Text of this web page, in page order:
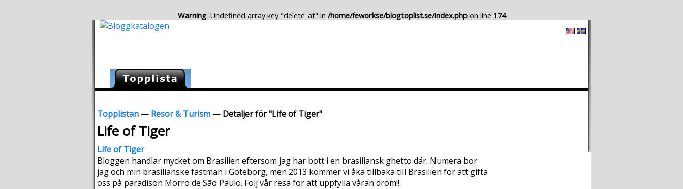
Warning: Undefined array key "delete_at" in /home/feworkse/blogtoplist.se/index.phpon line 174
Topplistan — Resor & Turism — Detaljer för "Life of Tiger"
Life of Tiger
Life of Tiger
Bloggen handlar mycket om Brasilien eftersom jag har bott i en brasiliansk ghetto där. Numera bor
jag och min brasilianske fästman i Göteborg, men 2013 kommer vi åka tillbaka till Brasilien för att gifta
oss på paradisön Morro de São Paulo. Följ vår resa för att uppfylla våran dröm!!